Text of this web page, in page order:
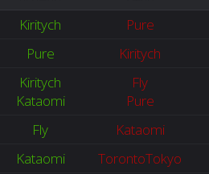
Kiritych Pure
Pure Kiritych
Kiritych
Kataomi
Fly
Pure
Fly Kataomi
Kataomi TorontoTokyo